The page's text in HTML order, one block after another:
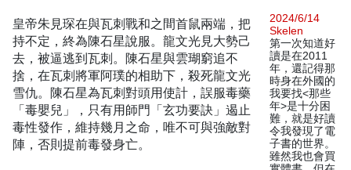
皇帝朱見琛在與瓦刺戰和之間首鼠兩端，把
持不定，終為陳石星說服。龍文光見大勢己
去，被逼逃到瓦刺。陳石星與雲瑚窮追不
捨，在瓦刺將軍阿璞的相助下，殺死龍文光
雪仇。陳石星為瓦刺對頭用使計，誤服毒藥
「毒嬰兒」，只有用師門「玄功要訣」遏止
毒性發作，維持幾月之命，唯不可與強敵對
陣，否則提前毒發身亡。
2024/6/14
Skelen
第一次知道好
讀是在2011
年，還記得那
時身在外國的
我要找<那些
年>是十分困
難，就是好讀
令我發現了電
子書的世界。
雖然我也會買